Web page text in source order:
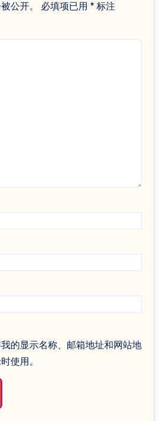
公开。 必填项已用 *标注
的显示名称、邮箱地址和网站地
使用。